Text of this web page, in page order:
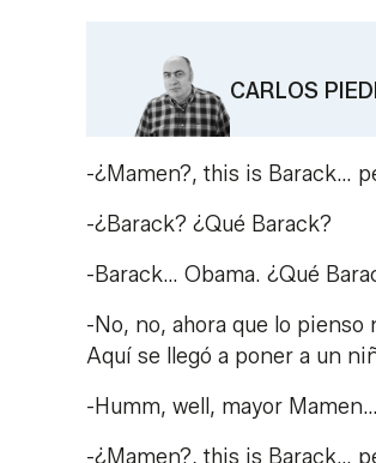
CARLOS
-¿Mamen?, this is Barack…
-¿Barack? ¿Qué Barack?
-Barack… Obama. ¿Qué
-No, no, ahora que lo
Aquí se llegó a poner a un
-Humm, well, mayor
-¿Mamen?, this is Barack…